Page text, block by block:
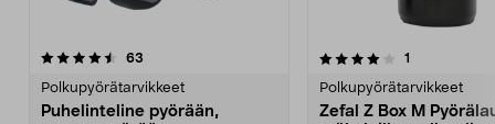
63
Polkupyörätarvikkeet
Puhelinteline pyörään,
4.0 viidestä
1
Polkupyörätarvikkeet
Zefal Z Box M
4.0 viidestä